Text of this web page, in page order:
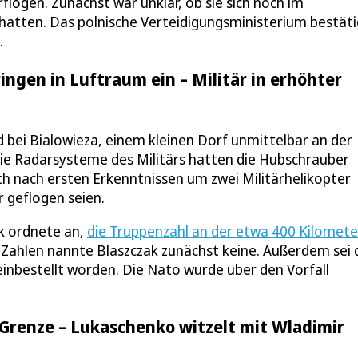
Das polnische Verteidigungsministerium
in Luftraum ein – Militär in erhöhter
bei Bialowieza, einem kleinen Dorf unmittelbar an der
Radarsysteme des Militärs hatten die Hubschrauber
nach ersten Erkenntnissen um zwei Militärhelikopter
geflogen seien.
ordnete an, die Truppenzahl an der etwa 400
Zahlen nannte Blaszczak zunächst keine. Außerdem sei
worden. Die Nato wurde über den Vorfall
– Lukaschenko witzelt mit Wladimir